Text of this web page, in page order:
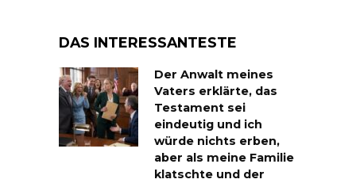
DAS INTERESSANTESTE
Der Anwalt meines
Vaters erklärte, das
Testament sei
eindeutig und ich
würde nichts erben,
aber als meine Familie
klatschte und der